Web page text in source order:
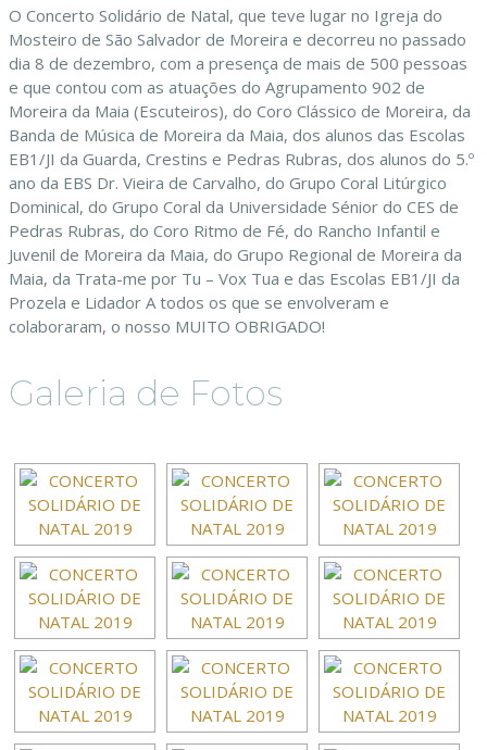
O Concerto Solidário de Natal, que teve lugar no Igreja do
Mosteiro de São Salvador de Moreira e decorreu no passado
dia 8 de dezembro, com a presença de mais de 500 pessoas
e que contou com as atuações do Agrupamento 902 de
Moreira da Maia (Escuteiros), do Coro Clássico de Moreira, da
Banda de Música de Moreira da Maia, dos alunos das Escolas
EB1/JI da Guarda, Crestins e Pedras Rubras, dos alunos do 5.º
ano da EBS Dr. Vieira de Carvalho, do Grupo Coral Litúrgico
Dominical, do Grupo Coral da Universidade Sénior do CES de
Pedras Rubras, do Coro Ritmo de Fé, do Rancho Infantil e
Juvenil de Moreira da Maia, do Grupo Regional de Moreira da
Maia, da Trata-me por Tu – Vox Tua e das Escolas EB1/JI da
Prozela e Lidador A todos os que se envolveram e
colaboraram, o nosso MUITO OBRIGADO!
Galeria de Fotos